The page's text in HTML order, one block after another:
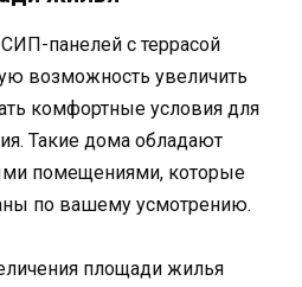
панелей с террасой
возможность увеличить
комфортные условия для
Такие дома обладают
помещениями, которые
по вашему усмотрению.
площади жилья